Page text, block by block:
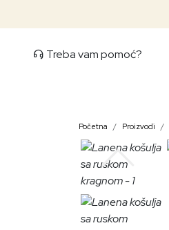
Treba vam pomoć?
Početna Proizvodi